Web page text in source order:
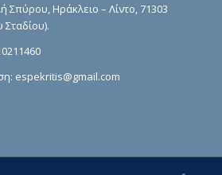
Σπύρου, Ηράκλειο – Λίντο, 71303
Σταδίου).
espekritis@gmail.com